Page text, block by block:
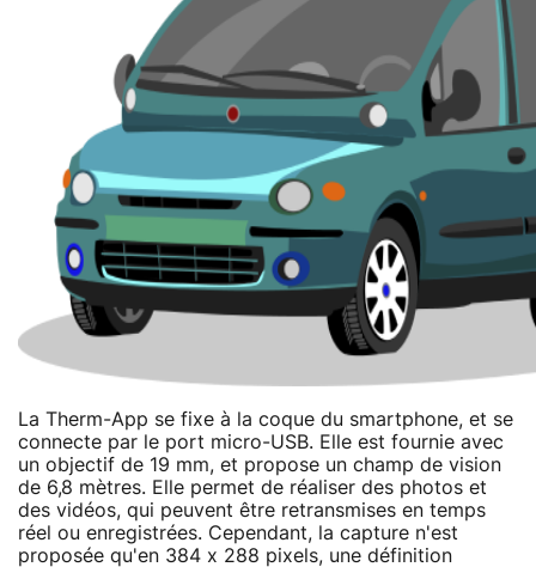
La Therm-App se fixe à la coque du smartphone, et se
connecte par le port micro-USB. Elle est fournie avec
un objectif de 19 mm, et propose un champ de vision
de 6,8 mètres. Elle permet de réaliser des photos et
des vidéos, qui peuvent être retransmises en temps
réel ou enregistrées. Cependant, la capture n'est
proposée qu'en 384 x 288 pixels, une définition